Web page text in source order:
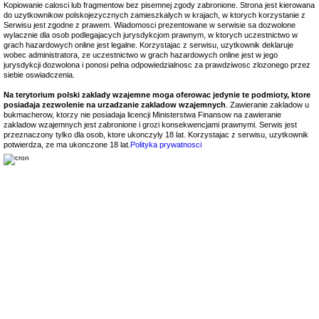
Kopiowanie calosci lub fragmentow bez pisemnej zgody zabronione. Strona jest kierowana
do uzytkownikow polskojezycznych zamieszkalych w krajach, w ktorych korzystanie z
Serwisu jest zgodne z prawem. Wiadomosci prezentowane w serwisie sa dozwolone
wylacznie dla osob podlegajacych jurysdykcjom prawnym, w ktorych uczestnictwo w
grach hazardowych online jest legalne. Korzystajac z serwisu, uzytkownik deklaruje
wobec administratora, ze uczestnictwo w grach hazardowych online jest w jego
jurysdykcji dozwolona i ponosi pelna odpowiedzialnosc za prawdziwosc zlozonego przez
siebie oswiadczenia.
Na terytorium polski zaklady wzajemne moga oferowac jedynie te podmioty, ktore
posiadaja zezwolenie na urzadzanie zakladow wzajemnych . Zawieranie zakladow u
bukmacherow, ktorzy nie posiadaja licencji Ministerstwa Finansow na zawieranie
zakladow wzajemnych jest zabronione i grozi konsekwencjami prawnymi. Serwis jest
przeznaczony tylko dla osob, ktore ukonczyly 18 lat. Korzystajac z serwisu, uzytkownik
potwierdza, ze ma ukonczone 18 lat. Polityka prywatnosci